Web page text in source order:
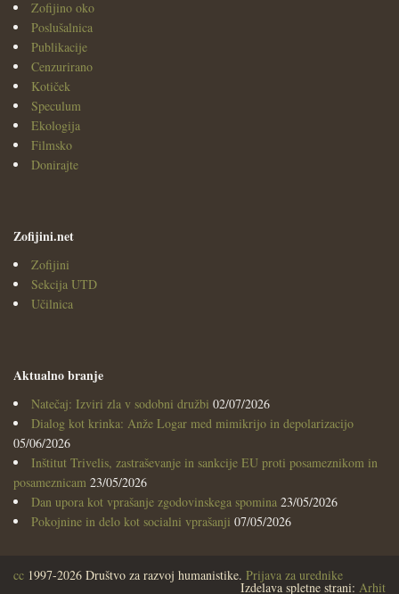
Zofijino oko
Poslušalnica
Publikacije
Cenzurirano
Kotiček
Speculum
Ekologija
Filmsko
Donirajte
Zofijini.net
Zofijini
Sekcija UTD
Učilnica
Aktualno branje
Natečaj: Izviri zla v sodobni družbi 02/07/2026
Dialog kot krinka: Anže Logar med mimikrijo in depolarizacijo
05/06/2026
Inštitut Trivelis, zastraševanje in sankcije EU proti posameznikom in
posameznicam 23/05/2026
Dan upora kot vprašanje zgodovinskega spomina 23/05/2026
Pokojnine in delo kot socialni vprašanji 07/05/2026
cc 1997-2026 Društvo za razvoj humanistike. Prijava za urednike
Izdelava spletne strani: Arhit